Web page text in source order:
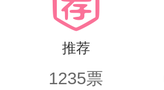
被渣男抓回去好好疼
不跑了。”“叫我什么
推荐
1235票